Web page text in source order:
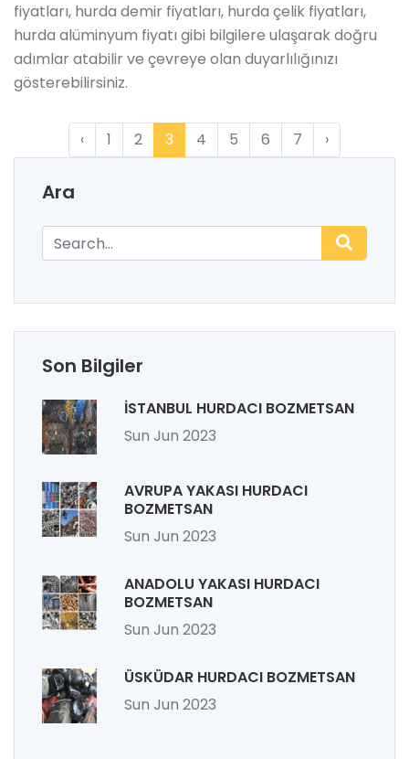
fiyatları, hurda demir fiyatları, hurda çelik fiyatları,
hurda alüminyum fiyatı gibi bilgilere ulaşarak doğru
adımlar atabilir ve çevreye olan duyarlılığınızı
gösterebilirsiniz.
‹ 1 2 3 4 5 6 7 ›
Ara
Son Bilgiler
İSTANBUL HURDACI BOZMETSAN
Sun Jun 2023
AVRUPA YAKASI HURDACI
BOZMETSAN
Sun Jun 2023
ANADOLU YAKASI HURDACI
BOZMETSAN
Sun Jun 2023
ÜSKÜDAR HURDACI BOZMETSAN
Sun Jun 2023